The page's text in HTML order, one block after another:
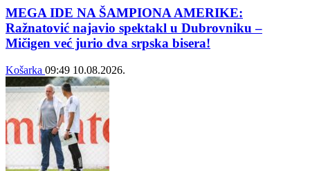
MEGA IDE NA ŠAMPIONA AMERIKE:
Ražnatović najavio spektakl u Dubrovniku –
Mičigen već jurio dva srpska bisera!
Košarka 09:49 10.08.2026.